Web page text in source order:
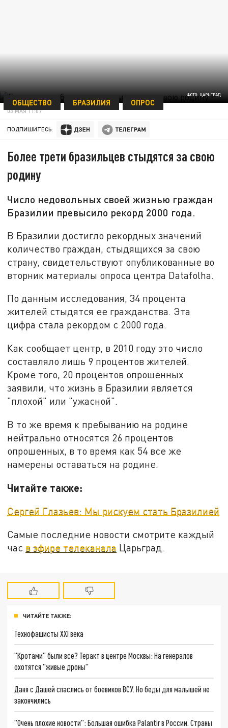
ФОТО: ЦАРЬГРАД
ОБЩЕСТВО БРАЗИЛИЯ ОПРОС
03 МАЯ 11:07
ПОДПИШИТЕСЬ:
Более трети бразильцев стыдятся за свою
родину
Число недовольных своей жизнью граждан
Бразилии превысило рекорд 2000 года.
В Бразилии достигло рекордных значений
количество граждан, стыдящихся за свою
страну, свидетельствуют опубликованные во
вторник материалы опроса центра Datafolha.
По данным исследования, 34 процента
жителей стыдятся ее гражданства. Эта
цифра стала рекордом с 2000 года.
Как сообщает центр, в 2010 году это число
составляло лишь 9 процентов жителей.
Кроме того, 20 процентов опрошенных
заявили, что жизнь в Бразилии является
"плохой" или "ужасной".
В то же время к пребыванию на родине
нейтрально относятся 26 процентов
опрошенных, в то время как 54 все же
намерены оставаться на родине.
Читайте также:
Сергей Глазьев: Мы рискуем стать Бразилией
Самые последние новости смотрите каждый
час в эфире телеканала Царьград.
ЧИТАЙТЕ ТАКЖЕ:
Технофашисты XXI века
"Кротами" были все? Теракт в центре Москвы: На генералов
охотятся "живые дроны"
Даня с Дашей спаслись от боевиков ВСУ. Но беды для малышей не
закончились
"Очень плохие новости": Большая ошибка Palantir в России. Страны